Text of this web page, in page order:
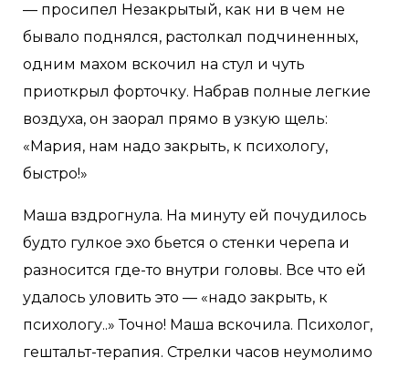
— просипел Незакрытый, как ни в чем не
бывало поднялся, растолкал подчиненных,
одним махом вскочил на стул и чуть
приоткрыл форточку. Набрав полные легкие
воздуха, он заорал прямо в узкую щель:
«Мария, нам надо закрыть, к психологу,
быстро!»
Маша вздрогнула. На минуту ей почудилось
будто гулкое эхо бьется о стенки черепа и
разносится где-то внутри головы. Все что ей
удалось уловить это — «надо закрыть, к
психологу..» Точно! Маша вскочила. Психолог,
гештальт-терапия. Стрелки часов неумолимо